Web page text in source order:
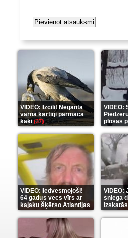
VIDEO: Izcili! Neganta
vārna kārtīgi pārmāca
kaķi(37)
VIDEO:
plosās
VIDEO: Iedvesmojoši!
64 gadus vecs vīrs ar
kajaku šķērso Atlantijas
okeānu(5)
VIDEO:
sniega
(6)